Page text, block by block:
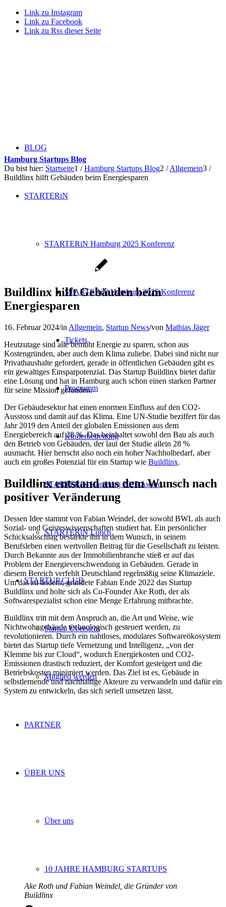
Link zu Instagram
Link zu Facebook
Link zu Rss dieser Seite
BLOG
STARTERiN
STARTERiN Hamburg 2025 Konferenz
STARTERiN Hamburg 2025 Konferenz
Tickets
Programm
Kinderbetreuung
STARTERiN Hamburg 2025 Award
STARTERiN Lunch
STARTUP CLUB
Startup Übersicht
Mitglied werden
PARTNER
ÜBER UNS
Über uns
10 JAHRE HAMBURG STARTUPS
Hamburg Startups Blog
Du bist hier: Startseite1 / Hamburg Startups Blog2 / Allgemein3 /
Buildlinx hilft Gebäuden beim Energiesparen
Buildlinx hilft Gebäuden beim
Energiesparen
16. Februar 2024/in Allgemein, Startup News/von Mathias Jäger
Heutzutage sind alle bemüht Energie zu sparen, schon aus
Kostengründen, aber auch dem Klima zuliebe. Dabei sind nicht nur
Privathaushalte gefordert, gerade in öffentlichen Gebäuden gibt es
ein gewaltiges Einsparpotenzial. Das Startup Buildlinx bietet dafür
eine Lösung und hat in Hamburg auch schon einen starken Partner
für seine Mission gefunden.
Der Gebäudesektor hat einen enormen Einfluss auf den CO2-
Ausstoss und damit auf das Klima. Eine UN-Studie beziffert für das
Jahr 2019 den Anteil der globalen Emissionen aus dem
Energiebereich auf 38 %. Das beinhaltet sowohl den Bau als auch
den Betrieb von Gebäuden, der laut der Studie allein 28 %
ausmacht. Hier herrscht also noch ein hoher Nachholbedarf, aber
auch ein großes Potenzial für ein Startup wie Buildlinx.
Buildlinx entstand aus dem Wunsch nach
positiver Veränderung
Dessen Idee stammt von Fabian Weindel, der sowohl BWL als auch
Sozial- und Geisteswissenschaften studiert hat. Ein persönlicher
Schicksalsschlag bestärkte ihn in dem Wunsch, in seinem
Berufsleben einen wertvollen Beitrag für die Gesellschaft zu leisten.
Durch Bekannte aus der Immobilienbranche stieß er auf das
Problem der Energieverschwendung in Gebäuden. Gerade in
diesem Bereich verfehlt Deutschland regelmäßig seine Klimaziele.
Um das zu ändern, gründete Fabian Ende 2022 das Startup
Buildlinx und holte sich als Co-Founder Ake Roth, der als
Softwarespezialist schon eine Menge Erfahrung mitbrachte.
Buildlinx tritt mit dem Anspruch an, die Art und Weise, wie
Nichtwohngebäude technologisch gesteuert werden, zu
revolutionieren. Durch ein nahtloses, modulares Softwareökosystem
bietet das Startup tiefe Vernetzung und Intelligenz, „von der
Klemme bis zur Cloud“, wodurch Energiekosten und CO2-
Emissionen drastisch reduziert, der Komfort gesteigert und die
Betriebskosten minimiert werden. Das Ziel ist es, Gebäude in
selbstlernende und nachhaltige Akteure zu verwandeln und dafür ein
System zu entwickeln, das sich seriell umsetzen lässt.
Ake Roth und Fabian Weindel, die Gründer von
Buildlinx